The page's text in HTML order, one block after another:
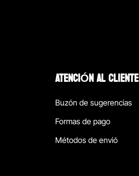
ATENCIÓN AL CLIENTE
Buzón de sugerencias
Formas de pago
Métodos de envió